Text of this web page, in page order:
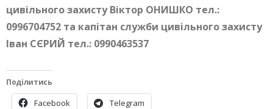
цивільного захисту Віктор ОНИШКО тел.:
0996704752 та капітан служби цивільного захисту
Іван СЄРИЙ тел.: 0990463537
Поділитись
Facebook Telegram